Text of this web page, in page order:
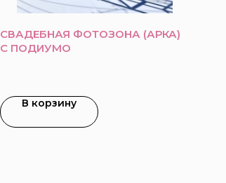
СВАДЕБНАЯ ФОТОЗОНА (АРКА)
С ПОДИУМО
В корзину